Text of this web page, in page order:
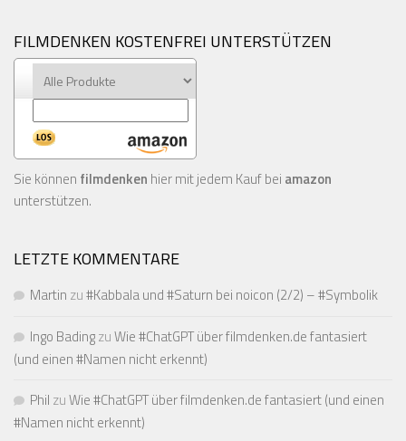
FILMDENKEN KOSTENFREI UNTERSTÜTZEN
Sie können filmdenken hier mit jedem Kauf bei amazon
unterstützen.
LETZTE KOMMENTARE
Martin zu#Kabbala und #Saturn bei noicon (2/2) – #Symbolik
Ingo BadingzuWie #ChatGPT über filmdenken.de fantasiert
(und einen #Namen nicht erkennt)
Phil zuWie #ChatGPT über filmdenken.de fantasiert (und einen
#Namen nicht erkennt)